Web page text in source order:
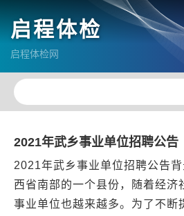
启程体检
启程体检网
2021年武乡事业单位招聘公告
2021年武乡事业单位招聘公告
西省南部的一个县份，随着经济
事业单位也越来越多。为了不断